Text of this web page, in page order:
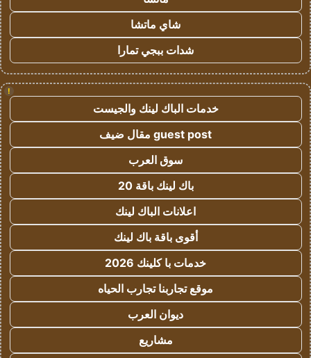
شاي ماتشا
شدات ببجي تمارا
!
خدمات الباك لينك والجيست
guest post مقال ضيف
سوق العرب
باك لينك باقة 20
اعلانات الباك لينك
أقوى باقة باك لينك
خدمات با كلينك 2026
موقع تجاربنا تجارب الحياه
ديوان العرب
مشاريع